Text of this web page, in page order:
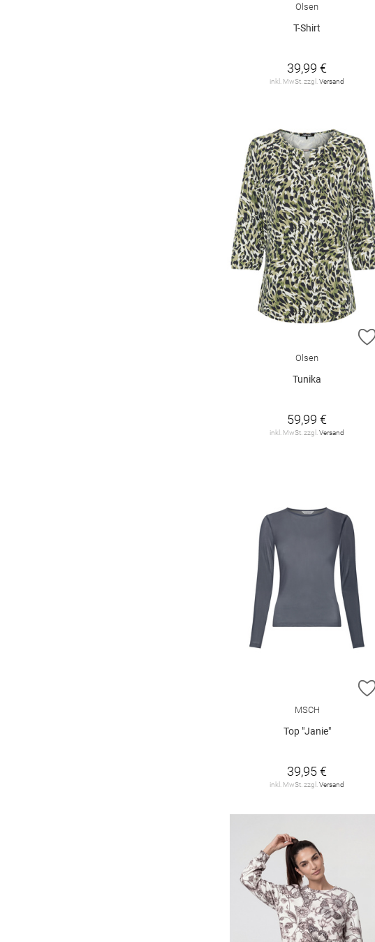
Olsen
T-Shirt
39,99 €
inkl. MwSt. zzgl.Versand
Olsen
Tunika
59,99 €
inkl. MwSt. zzgl.Versand
MSCH
Top "Janie"
39,95 €
inkl. MwSt. zzgl.Versand